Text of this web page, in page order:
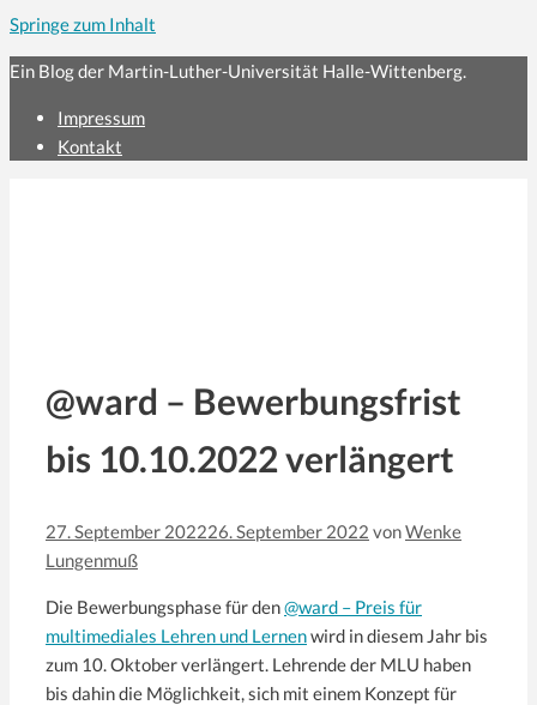
Springe zum Inhalt
Ein Blog der Martin-Luther-Universität Halle-Wittenberg.
Impressum
Kontakt
@ward – Bewerbungsfrist
bis 10.10.2022 verlängert
27. September 202226. September 2022 vonWenke
Lungenmuß
Die Bewerbungsphase für den@ward – Preis für
multimediales Lehren und Lernenwird in diesem Jahr bis
zum 10. Oktober verlängert. Lehrende der MLU haben
bis dahin die Möglichkeit, sich mit einem Konzept für